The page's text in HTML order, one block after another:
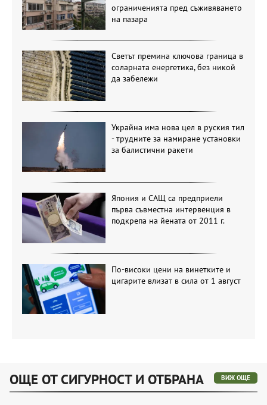
ограниченията пред съживяването
на пазара
Светът премина ключова граница в
соларната енергетика, без никой
да забележи
Украйна има нова цел в руския тил
- трудните за намиране установки
за балистични ракети
Япония и САЩ са предприели
първа съвместна интервенция в
подкрепа на йената от 2011 г.
По-високи цени на винетките и
цигарите влизат в сила от 1 август
ОЩЕ ОТ СИГУРНОСТ И ОТБРАНА ВИЖ ОЩЕ